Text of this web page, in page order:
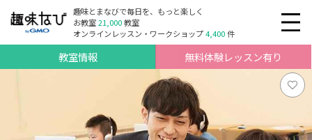
趣味とまなびで毎日を、もっと楽しく
お教室21,000教室
オンラインレッスン・ワークショップ4,400件
教室情報 無料体験レッスン有り